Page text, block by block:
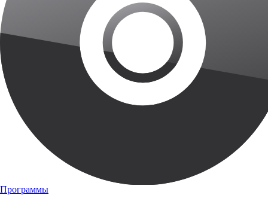
Программы